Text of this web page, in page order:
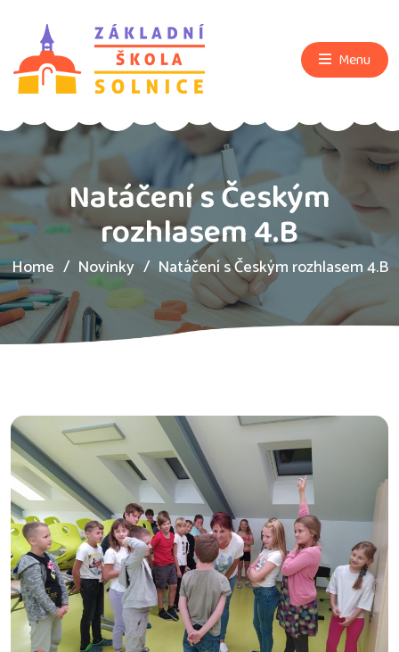
Menu
Natáčení s Českým
rozhlasem 4.B
Home Novinky Natáčení s Českým rozhlasem 4.B